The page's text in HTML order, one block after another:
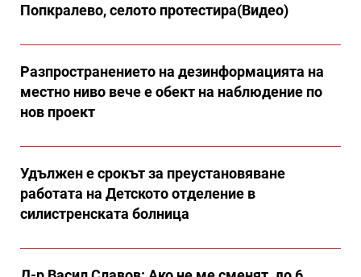
Попкралево, селото протестира(Видео)
Разпространението на дезинформацията на
местно ниво вече е обект на наблюдение по
нов проект
Удължен е срокът за преустановяване
работата на Детското отделение в
силистренската болница